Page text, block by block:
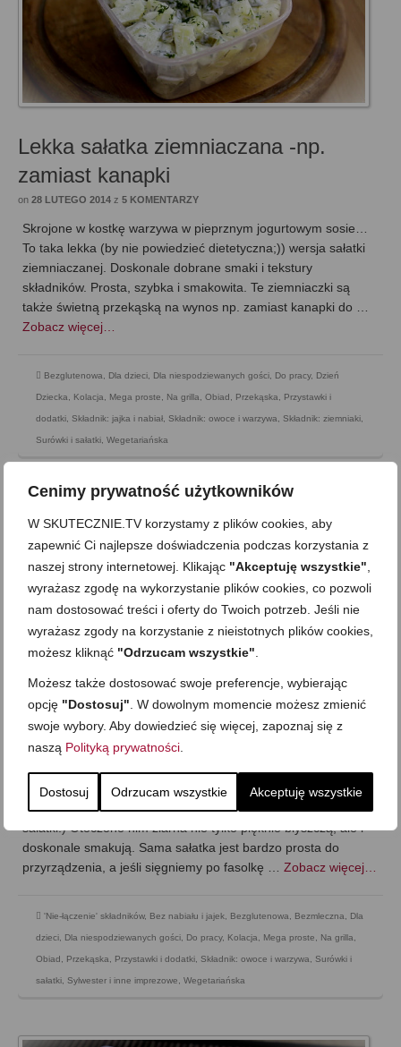
Cenimy prywatność użytkowników
W SKUTECZNIE.TV korzystamy z plików cookies, aby
zapewnić Ci najlepsze doświadczenia podczas korzystania z
naszej strony internetowej. Klikając "Akceptuję wszystkie"
wyrażasz zgodę na wykorzystanie plików cookies, co pozwoli
nam dostosować treści i oferty do Twoich potrzeb. Jeśli nie
wyrażasz zgody na korzystanie z nieistotnych plików cookies,
możesz kliknąć "Odrzucam wszystkie"
Możesz także dostosować swoje preferencje, wybierając
opcję "Dostosuj" . W dowolnym momencie możesz zmienić
swoje wybory. Aby dowiedzieć się więcej, zapoznaj się z
naszą Polityką prywatności
Dostosuj Odrzucam wszystkie Akceptuję wszystkie
Lekka sałatka ziemniaczana -np.
zamiast kanapki
on 28 LUTEGO 2014 z 5 KOMENTARZY
Skrojone w kostkę warzywa w pieprznym jogurtowym sosie…
To taka lekka (by nie powiedzieć dietetyczna;)) wersja sałatki
ziemniaczanej. Doskonale dobrane smaki i tekstury
składników. Prosta, szybka i smakowita. Te ziemniaczki są
także świetną przekąską na wynos np. zamiast kanapki do …
Zobacz więcej…
Bezglutenowa Dla dzieci Dla niespodziewanych gości Do pracy, Dzień
Dziecka Kolacja Mega proste Na grilla Obiad Przekąska Przystawki i
dodatki Składnik: jajka i nabiał Składnik: owoce i warzywa Składnik: ziemniaki
Surówki i sałatki Wegetariańska
Sałatka z fasoli -prosta i pyszna
Błyszczące ziarna, osnute wyjątkowo smacznym sosem
sałatkowym… I w tym właśnie sosie tkwi chyba sekret tej
sałatki:) Otoczone nim ziarna nie tylko pięknie błyszczą, ale i
doskonale smakują. Sama sałatka jest bardzo prosta do
przyrządzenia, a jeśli sięgniemy po fasolkę … Zobacz więcej…
'Nie-łączenie' składników, Bez nabiału i jajek, Bezglutenowa, Bezmleczna, Dla
dzieci, Dla niespodziewanych gości, Do pracy, Kolacja, Mega proste, Na grilla,
Obiad, Przekąska, Przystawki i dodatki, Składnik: owoce i warzywa, Surówki i
sałatki, Sylwester i inne imprezowe, Wegetariańska